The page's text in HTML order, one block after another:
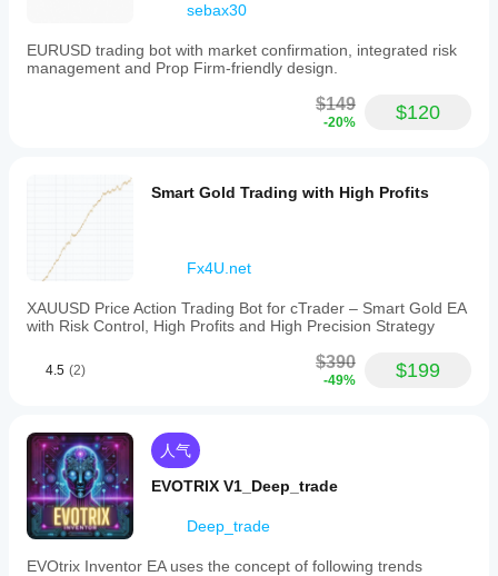
sebax30
EURUSD trading bot with market confirmation, integrated risk
management and Prop Firm-friendly design.
$149
-20% $120
Smart Gold Trading with High Profits
Fx4U.net
XAUUSD Price Action Trading Bot for cTrader – Smart Gold EA
with Risk Control, High Profits and High Precision Strategy
4.5 (2) $390
-49% $199
人气
EVOTRIX V1_Deep_trade
Deep_trade
EVOtrix Inventor EA uses the concept of following trends